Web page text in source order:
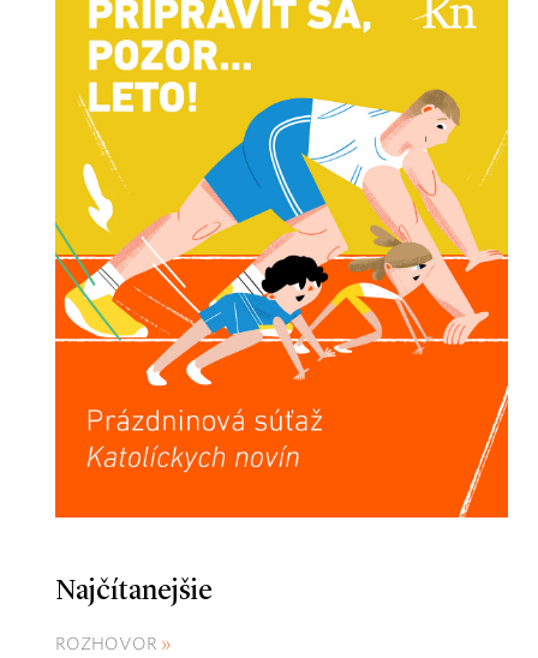
Najčítanejšie
ROZHOVOR